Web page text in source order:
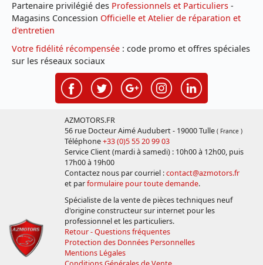
Partenaire privilégié des Professionnels et Particuliers -
Magasins Concession Officielle et Atelier de réparation et
d'entretien
Votre fidélité récompensée : code promo et offres spéciales
sur les réseaux sociaux
AZMOTORS.FR
56 rue Docteur Aimé Audubert - 19000 Tulle ( France )
Téléphone+33 (0)5 55 20 99 03
Service Client (mardi à samedi) : 10h00 à 12h00, puis
17h00 à 19h00
Contactez nous par courriel :contact@azmotors.fr
et parformulaire pour toute demande.
Spécialiste de la vente de pièces techniques neuf
d'origine constructeur sur internet pour les
professionnel et les particuliers.
Retour - Questions fréquentes
Protection des Données Personnelles
Mentions Légales